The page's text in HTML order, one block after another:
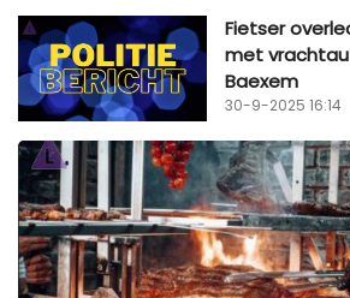
Fietser
met
Baexem
30-9-2025 16:14